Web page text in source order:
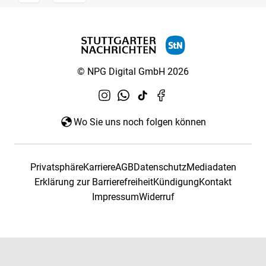
© NPG Digital GmbH 2026
Wo Sie uns noch folgen können
PrivatsphäreKarriereAGBDatenschutzMediadaten
Erklärung zur BarrierefreiheitKündigungKontakt
ImpressumWiderruf